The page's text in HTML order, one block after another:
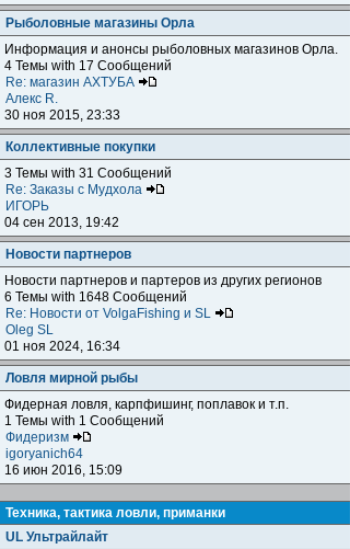
Рыболовные магазины Орла
Информация и анонсы рыболовных магазинов Орла.
4 Темы with 17 Сообщений
Re: магазин АХТУБА
Алекс R.
30 ноя 2015, 23:33
Коллективные покупки
3 Темы with 31 Сообщений
Re: Заказы с Мудхола
ИГОРЬ
04 сен 2013, 19:42
Новости партнеров
Новости партнеров и партеров из других регионов
6 Темы with 1648 Сообщений
Re: Новости от VolgaFishing и SL
Oleg SL
01 ноя 2024, 16:34
Ловля мирной рыбы
Фидерная ловля, карпфишинг, поплавок и т.п.
1 Темы with 1 Сообщений
Фидеризм
igoryanich64
16 июн 2016, 15:09
Техника, тактика ловли, приманки
UL Ультрайлайт